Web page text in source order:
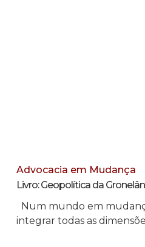
Advocacia em Mudança
Livro: Geopolítica da
Num mundo em
integrar todas as